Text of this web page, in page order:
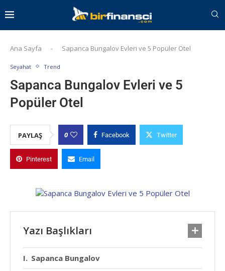
Ana Sayfa - Sapanca Bungalov Evleri ve 5 Popüler Otel
Seyahat Trend
Sapanca Bungalov Evleri ve 5
Popüler Otel
PAYLAŞ 0 Facebook Twitter
Pinterest Email
Yazı Başlıkları
Sapanca Bungalov